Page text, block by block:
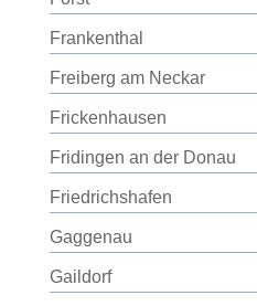
Frankenthal
Freiberg am Neckar
Frickenhausen
Fridingen an der Donau
Friedrichshafen
Gaggenau
Gaildorf